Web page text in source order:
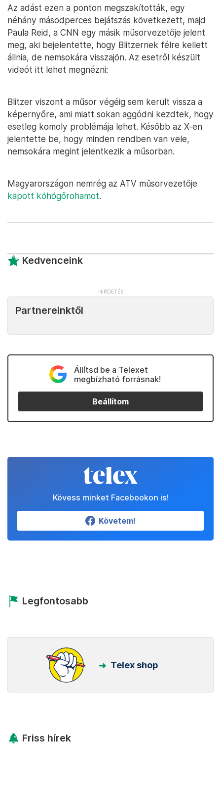
Az adást ezen a ponton megszakították, egy
néhány másodperces bejátszás következett, majd
Paula Reid, a CNN egy másik műsorvezetője jelent
meg, aki bejelentette, hogy Blitzernek félre kellett
állnia, de nemsokára visszajön. Az esetről készült
videót itt lehet megnézni:
Blitzer viszont a műsor végéig sem került vissza a
képernyőre, ami miatt sokan aggódni kezdtek, hogy
esetleg komoly problémája lehet. Később az X-en
jelentette be, hogy minden rendben van vele,
nemsokára megint jelentkezik a műsorban.
Magyarországon nemrég az ATV műsorvezetője
kapott köhögőrohamot.
Kedvenceink
Partnereinktől
Állítsd be a Telexet
megbízható forrásnak!
Beállítom
Kövess minket Facebookon is!
Követem!
Legfontosabb
Telex shop
Friss hírek